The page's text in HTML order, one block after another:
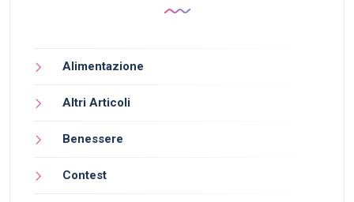
Alimentazione
Altri Articoli
Benessere
Contest